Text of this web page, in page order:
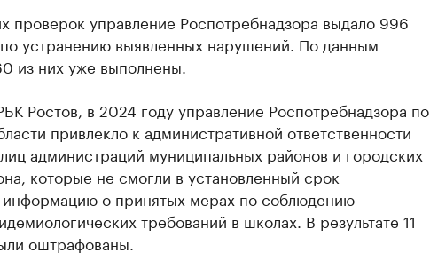
проверок управление Роспотребнадзора выдало 996
устранению выявленных нарушений. По данным
из них уже выполнены.
Ростов, в 2024 году управление Роспотребнадзора по
привлекло к административной ответственности
администраций муниципальных районов и городских
которые не смогли в установленный срок
информацию о принятых мерах по соблюдению
требований в школах. В результате 11
оштрафованы.